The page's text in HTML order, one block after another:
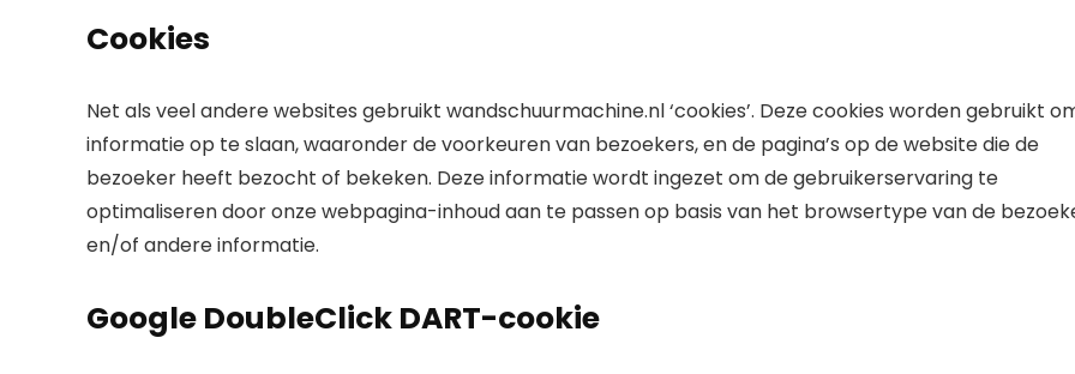
Cookies
Net als veel andere websites gebruikt wandschuurmachine.nl ‘cookies’. Deze cookies worden gebruikt
informatie op te slaan, waaronder de voorkeuren van bezoekers, en de pagina’s op de website die de
bezoeker heeft bezocht of bekeken. Deze informatie wordt ingezet om de gebruikerservaring te
optimaliseren door onze webpagina-inhoud aan te passen op basis van het browsertype van de
en/of andere informatie.
Google DoubleClick DART-cookie